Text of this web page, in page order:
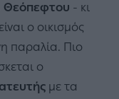
Θεόπεφτου - κι
ο οικισμός
παραλία. Πιο
ο
με τα